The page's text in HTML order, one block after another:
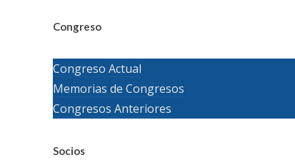
Congreso
Congreso Actual
Memorias de Congresos
Congresos Anteriores
Socios